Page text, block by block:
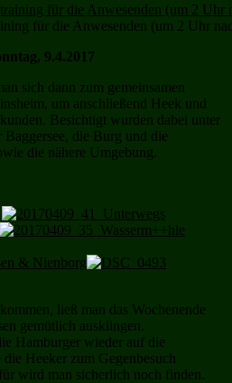
für die Anwesenden (um 2 Uhr
9.4.2017
sich dann zum gemeinsamen
um anschließend Heek und
Besichtigt wurden dabei unter
Baggersee, die Burg und die
die nähere Umgebung.
ließ man das Wochenende
gemütlich ausklingen.
Hamburger wieder auf die
Heeker zum Gegenbesuch
wird man sicherlich noch finden.